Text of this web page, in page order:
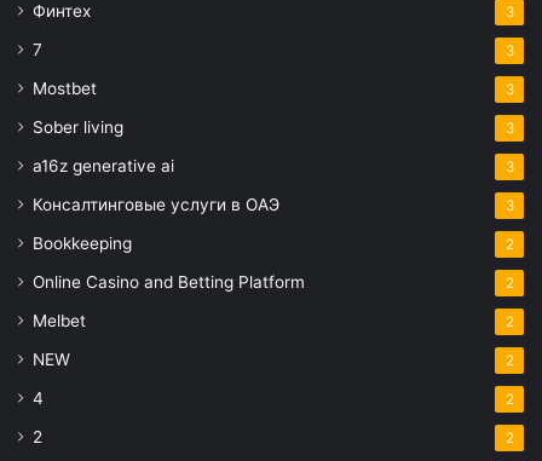
Финтех 3
7 3
Mostbet 3
Sober living 3
a16z generative ai 3
Консалтинговые услуги в ОАЭ 3
Bookkeeping 2
Online Casino and Betting Platform 2
Melbet 2
NEW 2
4 2
2 2